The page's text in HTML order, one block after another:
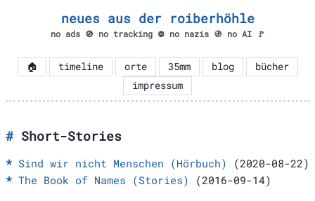
neues aus der roiberhöhle
no ads 🚫 no tracking ⛔ no nazis 🚯 no AI 🚩
🏠 timeline orte 35mm blog
bücher
impressum
Short-Stories
Sind wir nicht Menschen (Hörbuch) (2020-08-22)
The Book of Names (Stories) (2016-09-14)